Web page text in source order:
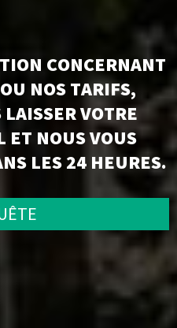
CONCERNANT
NOS TARIFS,
VOTRE
ET NOUS VOUS
LES 24 HEURES.